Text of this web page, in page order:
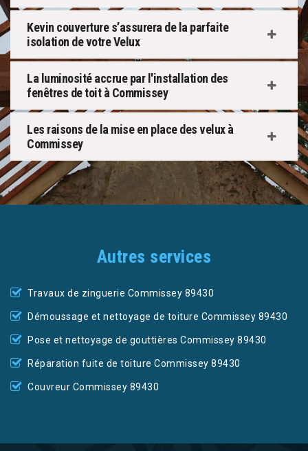
Kevin couverture s’assurera de la parfaite
isolation de votre Velux
La luminosité accrue par l'installation des
fenêtres de toit à Commissey
Les raisons de la mise en place des velux à
Commissey
Autres services
Travaux de zinguerie Commissey 89430
Démoussage et nettoyage de toiture Commissey 89430
Pose et nettoyage de gouttières Commissey 89430
Réparation fuite de toiture Commissey 89430
Couvreur Commissey 89430